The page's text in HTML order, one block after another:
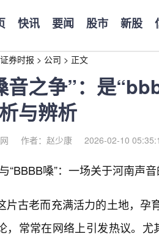
快讯 要闻 股市 新股
证券时报 > 公司 > 正文
音之争”：是
与辨析
作者：赵少康 2026-02-10
“BBBB嗓”：一场关于河南声
片古老而充满活力的土地，孕
，常常在网络上引发热议。尤